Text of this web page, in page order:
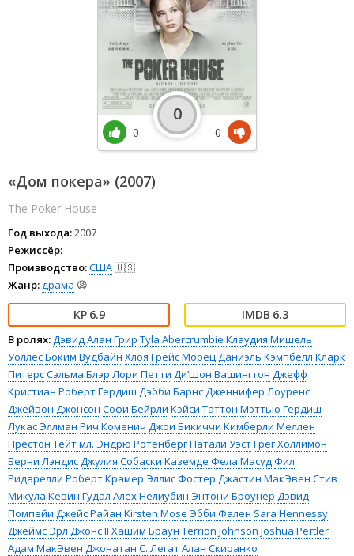
«Дом покера» (2007)
The Poker House
Год выхода:2007
Режиссёр:
Производство:США🇺🇸
Жанр: драма 😫
6.9 6.3
В ролях: Дэвид Алан Грир Tyla Abercrumbie Клаудия Мишель
УоллесБоким Вудбайн Хлоя Грейс Морец Даниэль Кэмпбелл Кларк
ПитерсСэльма Блэр Лори Петти Ди’Шон Вашингтон Джефф
Кристиан Роберт Гердиш Дэбби Барнс Дженнифер Лоуренс
Джейвон Джонсон Софи Бейрли Кэйси Таттон Мэттью Гердиш
Лукас Эллман Рич Коменич Джои Бикиччи Кимберли Меллен
Престон Тейт мл. Эндрю РотенбергНатали УэстГрег Холлимон
Берни Лэндис Джулия Собаски Каземде Фела Масуд Фил
Ридарелли Роберт Крамер Эллис Фостер Джастин МакЭвен Стив
Микула Кевин Гудал Алех Нелиубин Энтони Броунер Дэвид
Помпейи Джейс Райан Kirsten Mose Эбби Фален Sara Hennessy
Джеймс Эрл Джонс II Хашим Браун Terrion Johnson Joshua Pertler
Адам МакЭвен Джонатан С. ЛегатАлан Скиранко
0
0
0